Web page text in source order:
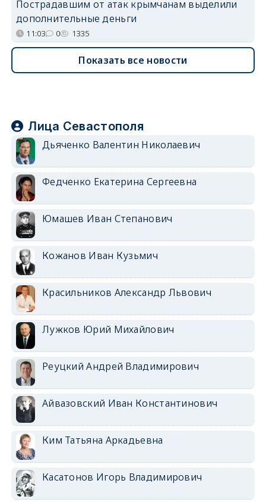
Пострадавшим от атак крымчанам выделили
дополнительные деньги
11:03 0 1335
Показать все новости
Лица Севастополя
Дьяченко Валентин Николаевич
Федченко Екатерина Сергеевна
Юмашев Иван Степанович
Кожанов Иван Кузьмич
Красильников Александр Львович
Лужков Юрий Михайлович
Реуцкий Андрей Владимирович
Айвазовский Иван Константинович
Ким Татьяна Аркадьевна
Касатонов Игорь Владимирович